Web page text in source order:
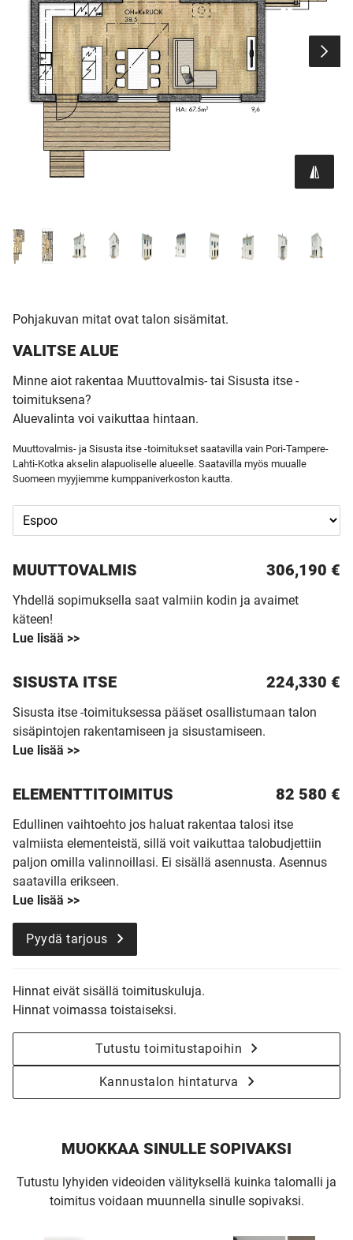
Pohjakuvan mitat ovat talon sisämitat.
VALITSE ALUE
Minne aiot rakentaa Muuttovalmis- tai Sisusta itse -
toimituksena?
Aluevalinta voi vaikuttaa hintaan.
Muuttovalmis- ja Sisusta itse -toimitukset saatavilla vain Pori-Tampere-
Lahti-Kotka akselin alapuoliselle alueelle. Saatavilla myös muualle
Suomeen myyjiemme kumppaniverkoston kautta.
MUUTTO­VALMIS 306,190 €
Yhdellä sopimuksella saat valmiin kodin ja avaimet
käteen!
Lue lisää >>
SISUSTA ITSE 224,330 €
Sisusta itse -toimituksessa pääset osallistumaan talon
sisäpintojen rakentamiseen ja sisustamiseen.
Lue lisää >>
ELEMENTTITOIMITUS 82 580 €
Edullinen vaihtoehto jos haluat rakentaa talosi itse
valmiista elementeistä, sillä voit vaikuttaa talobudjettiin
paljon omilla valinnoillasi. Ei sisällä asennusta. Asennus
saatavilla erikseen.
Lue lisää >>
Pyydä tarjous
Hinnat eivät sisällä toimituskuluja.
Hinnat voimassa toistaiseksi.
Tutustu toimitustapoihin
Kannustalon hintaturva
MUOKKAA SINULLE SOPIVAKSI
Tutustu lyhyiden videoiden välityksellä kuinka talomalli ja
toimitus voidaan muunnella sinulle sopivaksi.